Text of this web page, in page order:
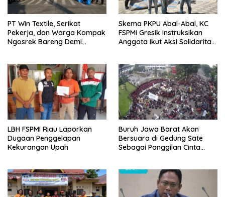
PT Win Textile, Serikat
Pekerja, dan Warga Kompak
Ngosrek Bareng Demi
Skema PKPU Abal-Abal, KC
FSPMI Gresik Instruksikan
Anggota Ikut Aksi Solidaritas
LBH FSPMI Riau Laporkan
Dugaan Penggelapan
Kekurangan Upah
Buruh Jawa Barat Akan
Bersuara di Gedung Sate
Sebagai Panggilan Cinta